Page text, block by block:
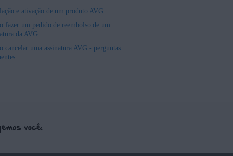
e ativação de um produto AVG
fazer um pedido de reembolso de um
da AVG
cancelar uma assinatura AVG - perguntas